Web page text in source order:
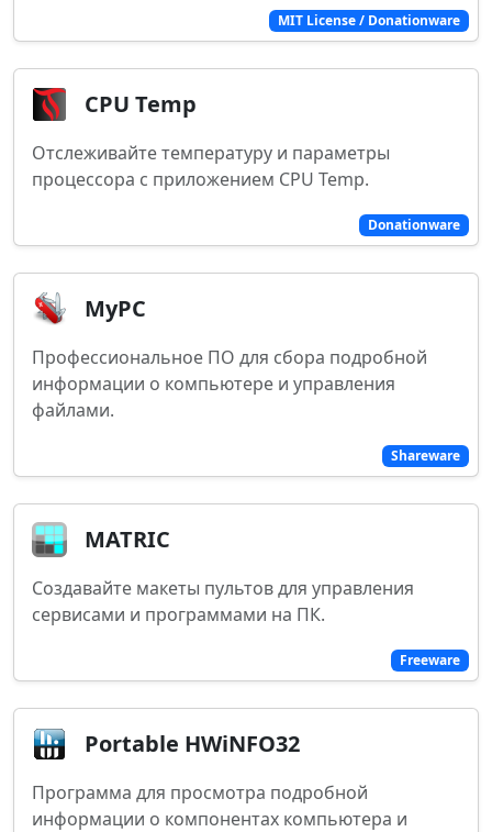
MIT License / Donationware
Donationware
CPU Temp
Отслеживайте температуру и параметры
процессора с приложением CPU Temp.
Shareware
MyPC
Профессиональное ПО для сбора подробной
информации о компьютере и управления
файлами.
Freeware
MATRIC
Создавайте макеты пультов для управления
сервисами и программами на ПК.
Portable HWiNFO32
Программа для просмотра подробной
информации о компонентах компьютера и